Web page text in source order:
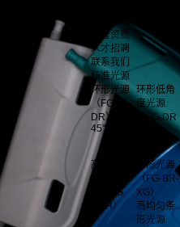
荣誉资质
人才招聘
联系我们
标准光源
环形光源
（FG-
DR）0-
45°
环形低角
度光源
（FG-DR
angle)60-
高亮大功
源（FG-
DRH）
条形光源
（FG-BR-
XG）
高均匀条
形光源